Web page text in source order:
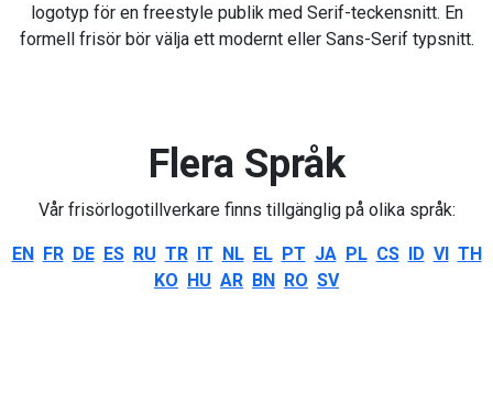
logotyp för en freestyle publik med Serif-teckensnitt. En
formell frisör bör välja ett modernt eller Sans-Serif typsnitt.
Flera Språk
Vår frisörlogotillverkare finns tillgänglig på olika språk:
EN FR DE ES RU TR IT NL EL PT JA PL CS ID VI TH
KO HU AR BN RO SV